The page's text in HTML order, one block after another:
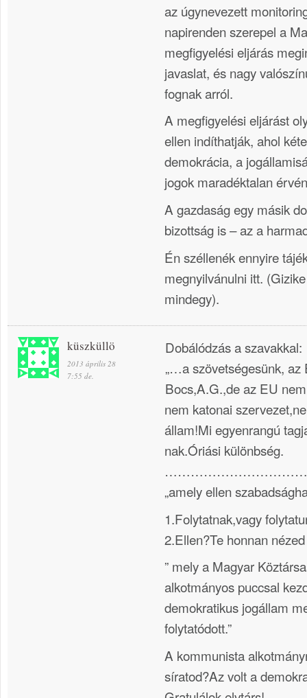
az úgynevezett
napirenden szerepel a
megfigyelési eljárás
javaslat, és nagy
fognak arról.
A megfigyelési eljárást
ellen indíthatják, ahol
demokrácia, a
jogok maradéktalan
A gazdaság egy másik
bizottság is – az a
Én széllenék ennyire
megnyilvánulni itt.
mindegy).
küszküllö
2013 április 28
7:55 de.
Dobálódzás a szavakkal:
„…a szövetségesünk,
Bocs,A.G.,de az EU
nem katonai
állam!Mi egyenrangú
nak.Óriási különbség.
„amely ellen
1.Folytatnak,vagy
2.Ellen?Te honnan
” mely a Magyar
alkotmányos puccsal
demokratikus jogállam
folytatódott.”
A kommunista
síratod?Az volt a